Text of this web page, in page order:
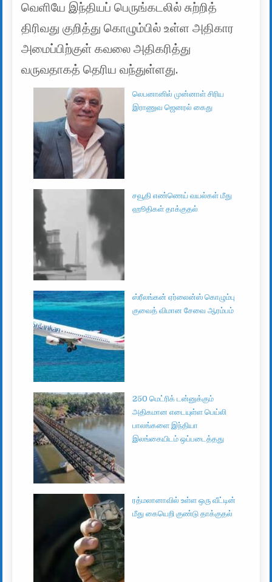
வெளியே இந்தியப் பெருங்கடலில் சுற்றித்
திரிவது குறித்து கொழும்பில் உள்ள அதிகார
அமைப்பிற்குள் கவலை அதிகரித்து
வருவதாகத் தெரிய வந்துள்ளது.
லெபனானில் முன்னாள் சிரிய
இராணுவ ஜெனரல் கைது
சவூதி எண்ணெய் வயல்கள் மீது
ஹூதிகள் தாக்குதல்
ஸ்ரீலங்கன் ஏர்லைன்ஸ் கொழும்பு
குவைத் விமான சேவை ஆரம்பம்
250 மெட்ரிக் டன்னுக்கும்
அதிகமான எடையுள்ள பெய்லி
பாலங்களை இந்தியா
இலங்கையிடம் ஒப்படைத்தது
ரத்மலானாவில் உள்ள ஒரு வீட்டின்
மீது கையெறி குண்டு தாக்குதல்